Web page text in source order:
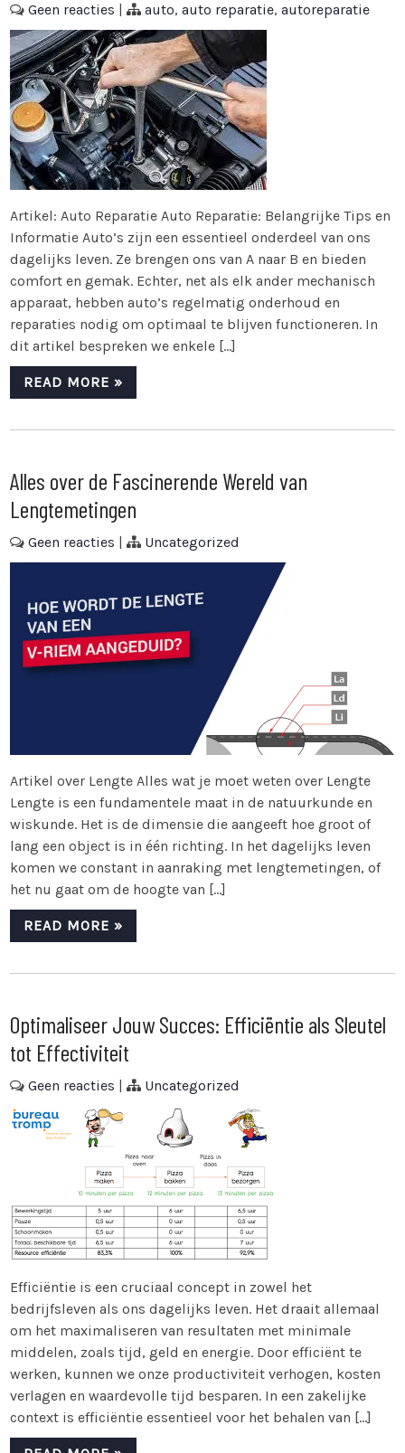
Geen reacties | auto,auto reparatie,autoreparatie
Artikel: Auto Reparatie Auto Reparatie: Belangrijke Tips en
Informatie Auto’s zijn een essentieel onderdeel van ons
dagelijks leven. Ze brengen ons van A naar B en bieden
comfort en gemak. Echter, net als elk ander mechanisch
apparaat, hebben auto’s regelmatig onderhoud en
reparaties nodig om optimaal te blijven functioneren. In
dit artikel bespreken we enkele […]
READ MORE »
Alles over de Fascinerende Wereld van
Lengtemetingen
Geen reacties | Uncategorized
Artikel over Lengte Alles wat je moet weten over Lengte
Lengte is een fundamentele maat in de natuurkunde en
wiskunde. Het is de dimensie die aangeeft hoe groot of
lang een object is in één richting. In het dagelijks leven
komen we constant in aanraking met lengtemetingen, of
het nu gaat om de hoogte van […]
READ MORE »
Optimaliseer Jouw Succes: Efficiëntie als Sleutel
tot Effectiviteit
Geen reacties | Uncategorized
Efficiëntie is een cruciaal concept in zowel het
bedrijfsleven als ons dagelijks leven. Het draait allemaal
om het maximaliseren van resultaten met minimale
middelen, zoals tijd, geld en energie. Door efficiënt te
werken, kunnen we onze productiviteit verhogen, kosten
verlagen en waardevolle tijd besparen. In een zakelijke
context is efficiëntie essentieel voor het behalen van […]